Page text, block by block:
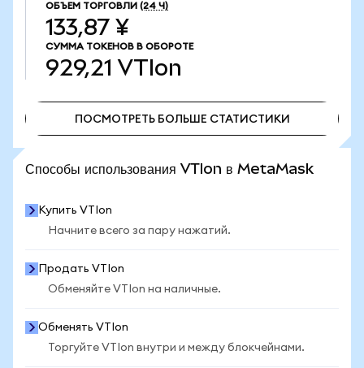
ОБЪЕМ ТОРГОВЛИ (24 Ч)
133,87 ¥
СУММА ТОКЕНОВ В ОБОРОТЕ
929,21 VTIon
ПОСМОТРЕТЬ БОЛЬШЕ СТАТИСТИКИ
Способы использования VTIon в MetaMask
Купить VTIon
Начните всего за пару нажатий.
Продать VTIon
Обменяйте VTIon на наличные.
Обменять VTIon
Торгуйте VTIon внутри и между блокчейнами.